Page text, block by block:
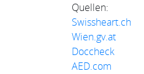
Quellen:
Swissheart.ch
Wien.gv.at
Doccheck
AED.com